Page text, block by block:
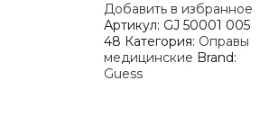
Добавить в избранное
Артикул: GJ 50001 005
48 Категория: Оправы
медицинские Brand:
Guess